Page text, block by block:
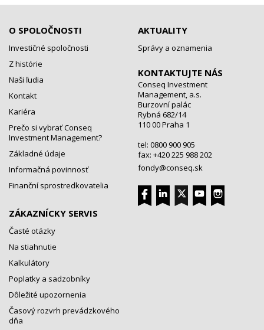
O SPOLOČNOSTI
Investičné spoločnosti
Z histórie
Naši ľudia
Kontakt
Kariéra
Prečo si vybrať Conseq
Investment Management?
Základné údaje
Informačná povinnosť
Finanční sprostredkovatelia
ZÁKAZNÍCKY SERVIS
Časté otázky
Na stiahnutie
Kalkulátory
Poplatky a sadzobníky
Dôležité upozornenia
Časový rozvrh prevádzkového
dňa
AKTUALITY
Správy a oznamenia
KONTAKTUJTE NÁS
Conseq Investment
Management, a.s.
Burzovní palác
Rybná 682/14
110 00 Praha 1
tel: 0800 900 905
fax: +420 225 988 202
fondy@conseq.sk